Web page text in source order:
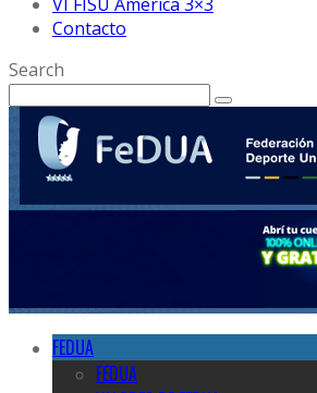
Contacto
Search
FEDUA
FEDUA